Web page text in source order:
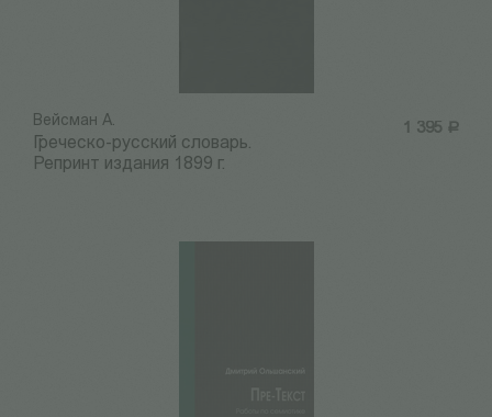
1 395 Р
Вейсман А.
Греческо-русский словарь.
Репринт издания 1899 г.